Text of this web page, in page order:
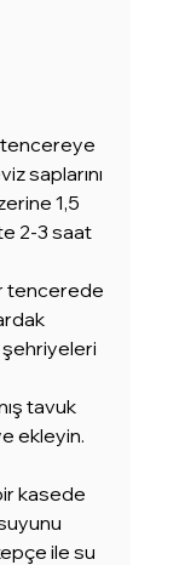
tencereye
saplarını
1,5
2-3 saat
tencerede
şehriyeleri
tavuk
ekleyin.
kasede
ile su